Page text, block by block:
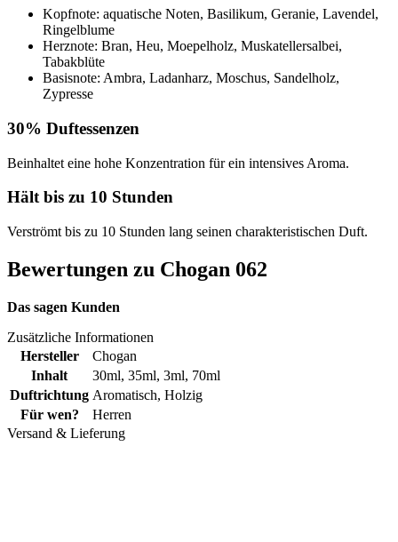
Kopfnote: aquatische Noten, Basilikum, Geranie, Lavendel,
Ringelblume
Herznote: Bran, Heu, Moepelholz, Muskatellersalbei,
Tabakblüte
Basisnote: Ambra, Ladanharz, Moschus, Sandelholz,
Zypresse
30% Duftessenzen
Beinhaltet eine hohe Konzentration für ein intensives Aroma.
Hält bis zu 10 Stunden
Verströmt bis zu 10 Stunden lang seinen charakteristischen Duft.
Bewertungen zu Chogan 062
Das sagen Kunden
Zusätzliche Informationen
Hersteller
Chogan
Inhalt
30ml, 35ml, 3ml, 70ml
Duftrichtung Aromatisch, Holzig
Für wen?
Herren
Versand & Lieferung